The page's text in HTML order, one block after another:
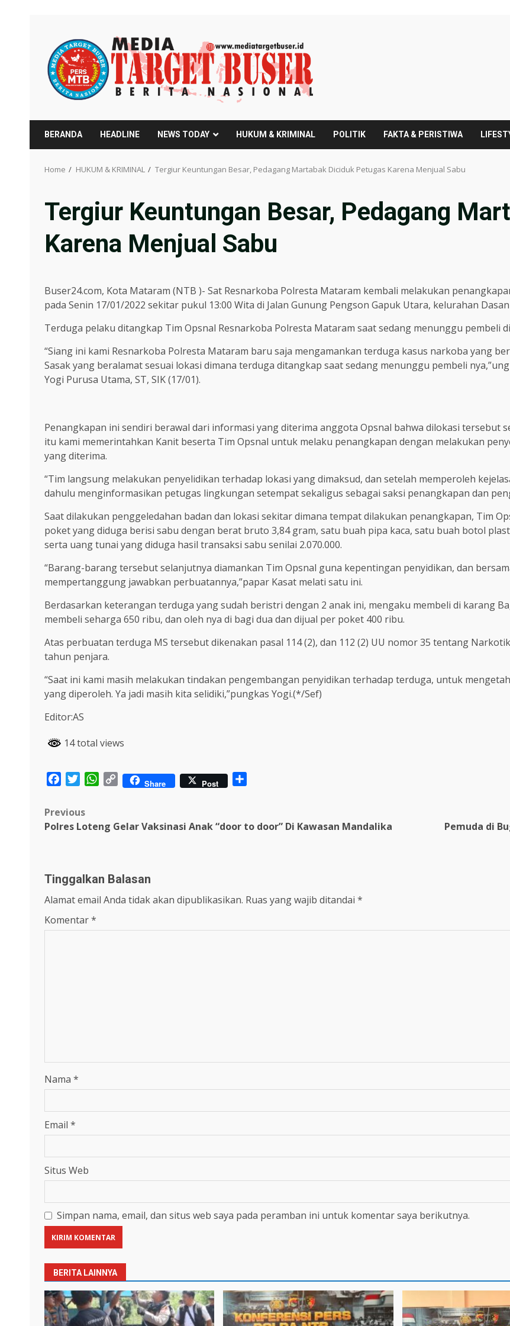
content
BERANDA HEADLINE NEWS TODAY HUKUM & KRIMINAL POLITIK FAKTA & PERISTIWA
Home HUKUM & KRIMINAL Tergiur Keuntungan Besar, Pedagang Martabak Diciduk Petugas Karena Menjual Sabu
Tergiur Keuntungan Besar, Pedagang
Karena Menjual Sabu
Buser24.com, Kota Mataram (NTB )- Sat Resnarkoba Polresta Mataram kembali melakukan
pada Senin 17/01/2022 sekitar pukul 13:00 Wita di Jalan Gunung Pengson Gapuk Utara, kelurahan
Terduga pelaku ditangkap Tim Opsnal Resnarkoba Polresta Mataram saat sedang menunggu pembeli
“Siang ini kami Resnarkoba Polresta Mataram baru saja mengamankan terduga kasus narkoba yang
Sasak yang beralamat sesuai lokasi dimana terduga ditangkap saat sedang menunggu pembeli
Yogi Purusa Utama, ST, SIK (17/01).
Penangkapan ini sendiri berawal dari informasi yang diterima anggota Opsnal bahwa dilokasi tersebut
itu kami memerintahkan Kanit beserta Tim Opsnal untuk melaku penangkapan dengan melakukan
yang diterima.
“Tim langsung melakukan penyelidikan terhadap lokasi yang dimaksud, dan setelah memperoleh
dahulu menginformasikan petugas lingkungan setempat sekaligus sebagai saksi penangkapan dan
Saat dilakukan penggeledahan badan dan lokasi sekitar dimana tempat dilakukan penangkapan, Tim
poket yang diduga berisi sabu dengan berat bruto 3,84 gram, satu buah pipa kaca, satu buah botol
serta uang tunai yang diduga hasil transaksi sabu senilai 2.070.000.
“Barang-barang tersebut selanjutnya diamankan Tim Opsnal guna kepentingan penyidikan, dan
mempertanggung jawabkan perbuatannya,”papar Kasat melati satu ini.
Berdasarkan keterangan terduga yang sudah beristri dengan 2 anak ini, mengaku membeli di karang
membeli seharga 650 ribu, dan oleh nya di bagi dua dan dijual per poket 400 ribu.
Atas perbuatan terduga MS tersebut dikenakan pasal 114 (2), dan 112 (2) UU nomor 35 tentang
tahun penjara.
“Saat ini kami masih melakukan tindakan pengembangan penyidikan terhadap terduga, untuk
yang diperoleh. Ya jadi masih kita selidiki,”pungkas Yogi.(*/Sef)
Editor:AS
14 total views
FacebookTwitterWhatsApp
Copy Share Post
Post
navigation
Previous
Polres Loteng Gelar Vaksinasi Anak “door to door” Di Kawasan Mandalika
Pemuda di
Tinggalkan Balasan
Alamat email Anda tidak akan dipublikasikan. Ruas yang wajib ditandai *
Komentar*
Nama *
Email *
Situs Web
Simpan nama, email, dan situs web saya pada peramban ini untuk komentar saya berikutnya.
BERITA LAINNYA